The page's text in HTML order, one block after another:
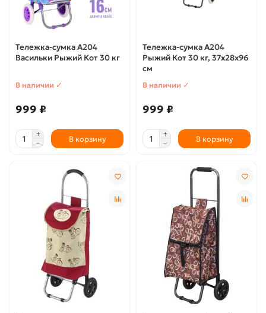
Тележка-сумка А204
Васильки Рыжий Кот 30 кг
В наличии ✓
999 ₽
В корзину
Тележка-сумка А204
Рыжий Кот 30 кг, 37х28х96
см
В наличии ✓
999 ₽
В корзину